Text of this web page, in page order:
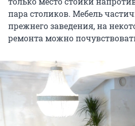
пара столиков. Мебель
прежнего заведения, на
ремонта можно